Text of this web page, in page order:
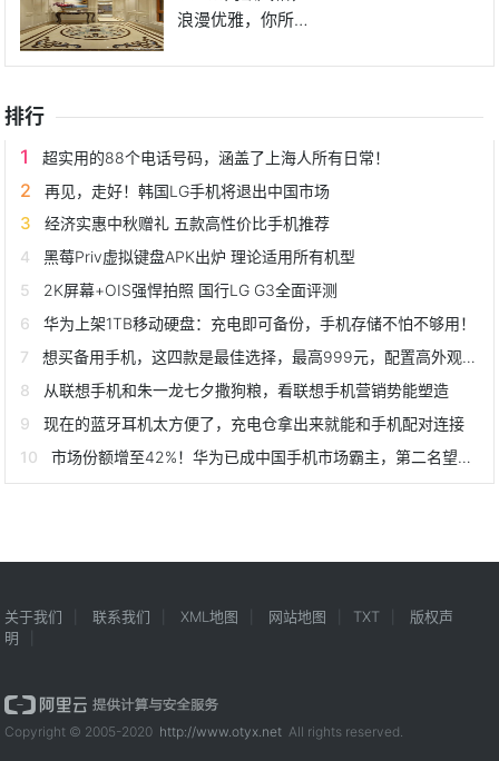
浪漫优雅，你所向
排行
超实用的88个电话号码，涵盖了上海人所有日常！
再见，走好！韩国LG手机将退出中国市场
经济实惠中秋赠礼 五款高性价比手机推荐
黑莓Priv虚拟键盘APK出炉 理论适用所有机型
2K屏幕+OIS强悍拍照 国行LG G3全面评测
华为上架1TB移动硬盘：充电即可备份，手机存储不怕不够用！
想买备用手机，这四款是最佳选择，最高999元，配置高外观上档次
从联想手机和朱一龙七夕撒狗粮，看联想手机营销势能塑造
现在的蓝牙耳机太方便了，充电仓拿出来就能和手机配对连接
市场份额增至42%！华为已成中国手机市场霸主，第二名望尘莫及
关于我们 联系我们 XML地图 网站地图 TXT
版权声
明
Copyright © 2005-2020 http://www.otyx.net All rights reserved.